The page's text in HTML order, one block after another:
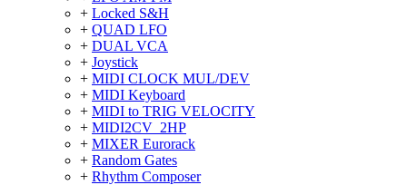
+ Locked S&H
+ QUAD LFO
+ DUAL VCA
+ Joystick
+ MIDI CLOCK MUL/DEV
+ MIDI Keyboard
+ MIDI to TRIG VELOCITY
+ MIDI2CV_2HP
+ MIXER Eurorack
+ Random Gates
+ Rhythm Composer